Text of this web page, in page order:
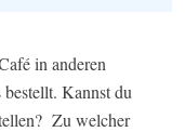
in anderen
Kannst du
Zu welcher